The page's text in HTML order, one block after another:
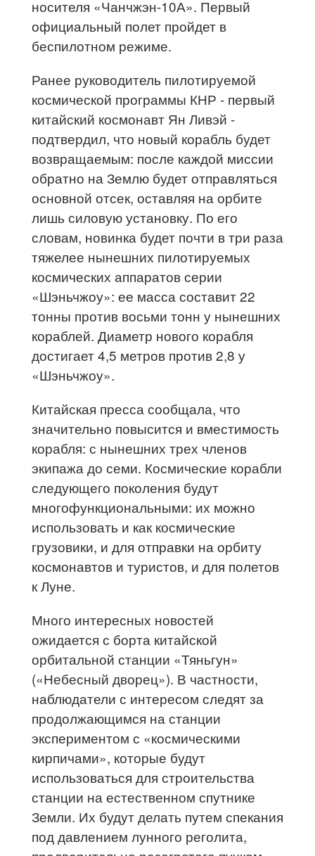
носителя «Чанчжэн-10А». Первый
официальный полет пройдет в
беспилотном режиме.
Ранее руководитель пилотируемой
космической программы КНР - первый
китайский космонавт Ян Ливэй -
подтвердил, что новый корабль будет
возвращаемым: после каждой миссии
обратно на Землю будет отправляться
основной отсек, оставляя на орбите
лишь силовую установку. По его
словам, новинка будет почти в три раза
тяжелее нынешних пилотируемых
космических аппаратов серии
«Шэньчжоу»: ее масса составит 22
тонны против восьми тонн у нынешних
кораблей. Диаметр нового корабля
достигает 4,5 метров против 2,8 у
«Шэньчжоу».
Китайская пресса сообщала, что
значительно повысится и вместимость
корабля: с нынешних трех членов
экипажа до семи. Космические корабли
следующего поколения будут
многофункциональными: их можно
использовать и как космические
грузовики, и для отправки на орбиту
космонавтов и туристов, и для полетов
к Луне.
Много интересных новостей
ожидается с борта китайской
орбитальной станции «Тяньгун»
(«Небесный дворец»). В частности,
наблюдатели с интересом следят за
продолжающимся на станции
экспериментом с «космическими
кирпичами», которые будут
использоваться для строительства
станции на естественном спутнике
Земли. Их будут делать путем спекания
под давлением лунного реголита,